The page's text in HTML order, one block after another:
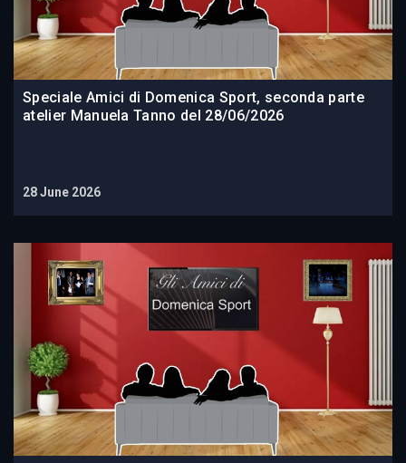
Speciale Amici di Domenica Sport, seconda parte
atelier Manuela Tanno del 28/06/2026
28 June 2026